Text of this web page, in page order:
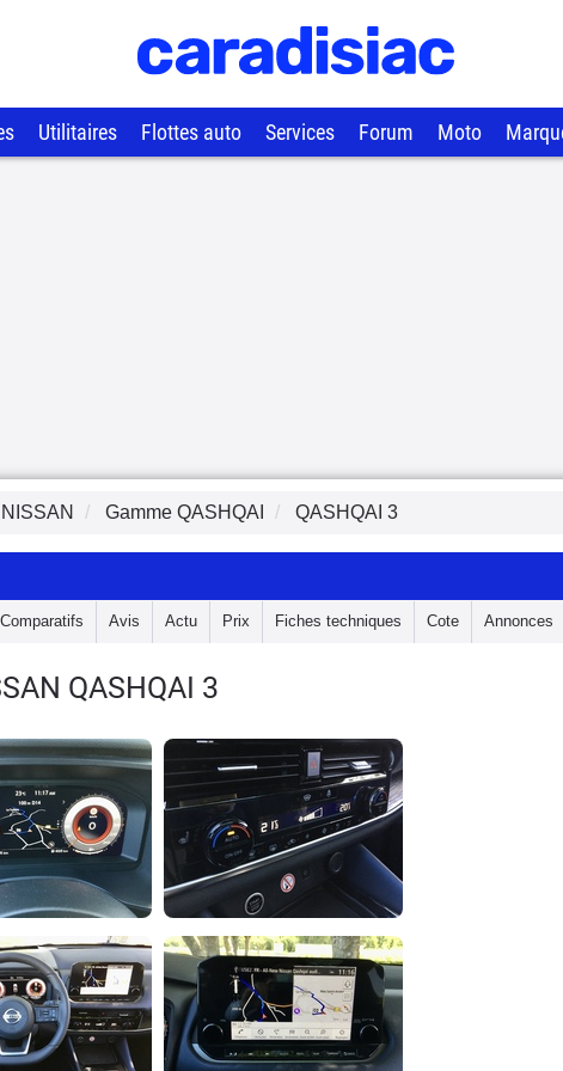
Utilitaires Flottes auto Services Forum Moto
NISSAN Gamme QASHQAI QASHQAI 3
Comparatifs Avis Actu Prix Fiches techniques Cote Annonces
QASHQAI 3